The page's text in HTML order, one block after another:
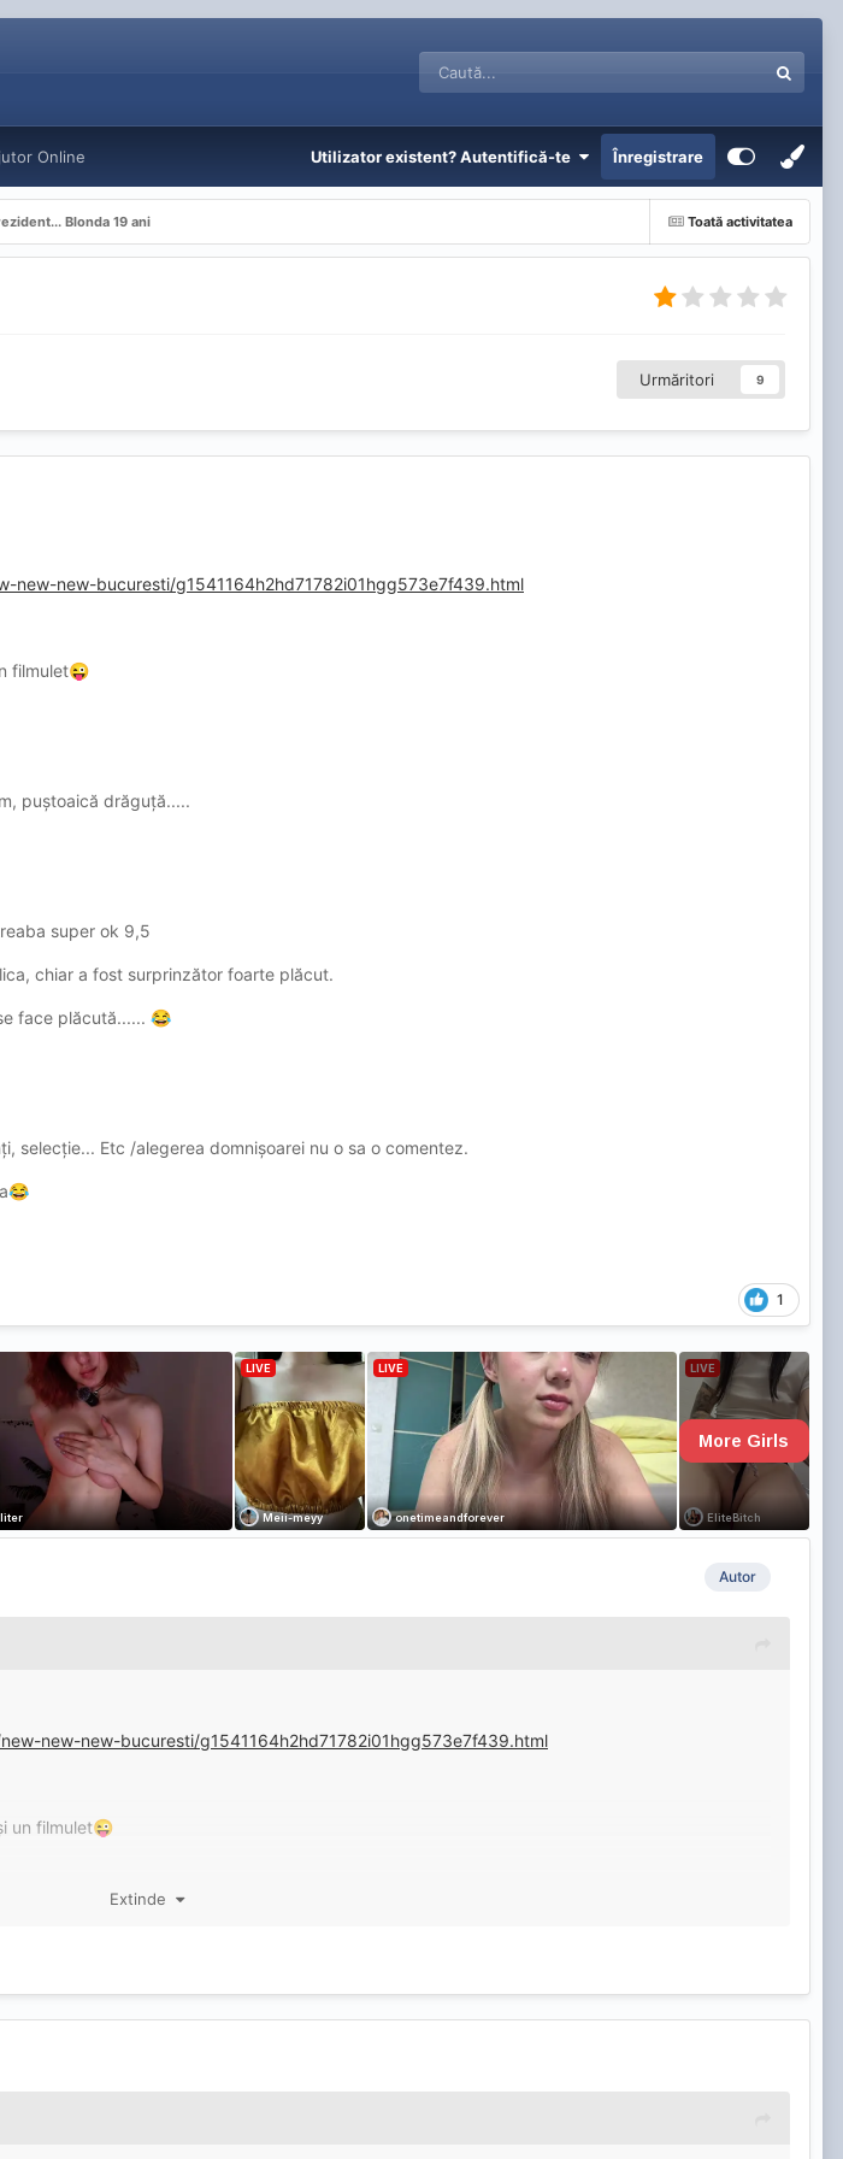
Online Utilizator existent? Autentifică-te Înregistrare
Toată activitatea
Blonda 19 ani
Urmăritori 9
new-new-bucuresti/g1541164h2hd71782i01hgg573e7f439.html
filmulet😜
puștoaică drăguță.....
super ok 9,5
chiar a fost surprinzător foarte plăcut.
face plăcută...... 😂
selecție... Etc /alegerea domnișoarei nu o sa o comentez.
😂
1
Autor
new-new-bucuresti/g1541164h2hd71782i01hgg573e7f439.html
un filmulet😜
chiar a fost surprinzător foarte plăcut.
Extinde